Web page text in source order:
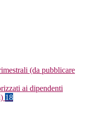
(da pubblicare
ai dipendenti
18